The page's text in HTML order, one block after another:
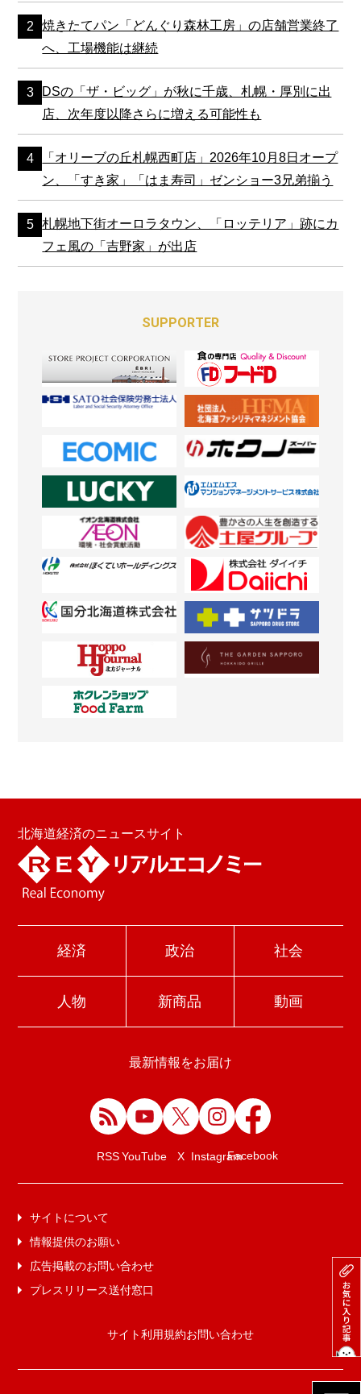
焼きたてパン「どんぐり森林工房」の店舗営業終了
へ、工場機能は継続
DSの「ザ・ビッグ」が秋に千歳、札幌・厚別に出
店、次年度以降さらに増える可能性も
「オリーブの丘札幌西町店」2026年10月8日オープ
ン、「すき家」「はま寿司」ゼンショー3兄弟揃う
札幌地下街オーロラタウン、「ロッテリア」跡にカ
フェ風の「吉野家」が出店
SUPPORTER
北海道経済のニュースサイト
経済 政治 社会
人物 新商品 動画
最新情報をお届け
RSSYouTube X InstagramFacebook
サイトについて
情報提供のお願い
広告掲載のお問い合わせ
プレスリリース送付窓口
サイト利用規約お問い合わせ